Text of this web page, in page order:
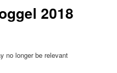
2018
no longer be relevant